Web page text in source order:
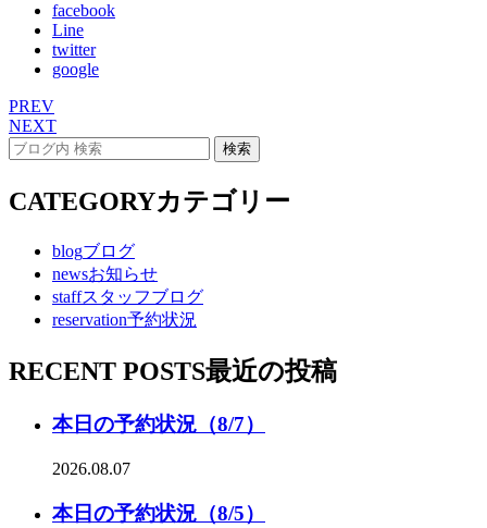
facebook
Line
twitter
google
PREV
NEXT
CATEGORYカテゴリー
blogブログ
newsお知らせ
staffスタッフブログ
reservation予約状況
RECENT POSTS最近の投稿
本日の予約状況（8/7）
2026.08.07
本日の予約状況（8/5）